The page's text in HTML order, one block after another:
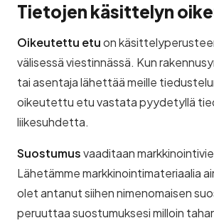
Tietojen käsittelyn
Oikeutettu etuon
välisessä viestinnässä. Kun
tai asentaja lähettää meille
oikeutettu etu vastata pyydetyllä
liikesuhdetta.
Suostumusvaaditaan
Lähetämme markkinointimateriaalia
olet antanut siihen nimenomaisen
peruuttaa suostumuksesi milloin